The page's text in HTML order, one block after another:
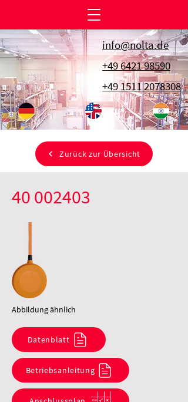
info@nolta.de
+49 6421 98590
+49 1511 2078308
Zurück zur Übersicht
40 002403
Abbildung ähnlich
Datenblatt
Betriebsanleitung